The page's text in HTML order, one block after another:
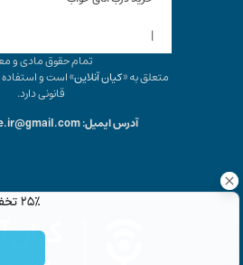
۲۵٪ تخفیف ایمپلنت تا پایان جشنواره
|
تمام حقوق مادی و
متعلق به «کیان آنلاین» است و استفاده
قانونی دارد.
آدرس ایمیل: kiyanonline.ir@gmail.com